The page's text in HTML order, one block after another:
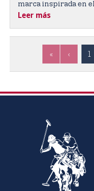
marca inspirada en
Sport
Leer más
« ‹ 1